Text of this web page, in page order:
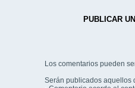
PUBLICAR
Los comentarios pueden
Serán publicados aquellos